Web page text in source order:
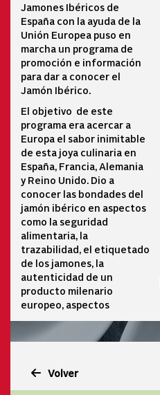
Jamones Ibéricos de
España con la ayuda de la
Unión Europea puso en
marcha un programa de
promoción e información
para dar a conocer el
Jamón Ibérico.
El objetivo de este
programa era acercar a
Europa el sabor inimitable
de esta joya culinaria en
España, Francia, Alemania
y Reino Unido. Dio a
conocer las bondades del
jamón ibérico en aspectos
como la seguridad
alimentaria, la
trazabilidad, el etiquetado
de los jamones, la
autenticidad de un
producto milenario
europeo, aspectos
Volver